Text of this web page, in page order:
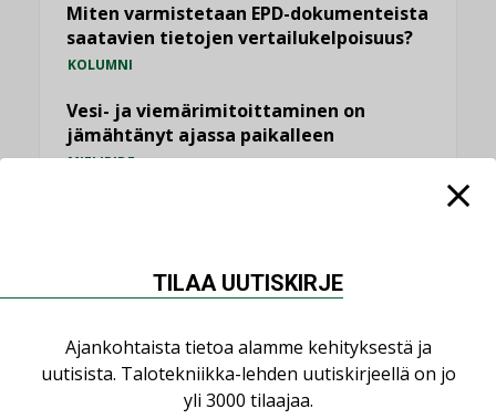
Miten varmistetaan EPD-dokumenteista
saatavien tietojen vertailukelpoisuus?
KOLUMNI
Vesi- ja viemärimitoittaminen on
jämähtänyt ajassa paikalleen
MIELIPIDE
NIMITYKSET
TILAA UUTISKIRJE
Ajankohtaista tietoa alamme kehityksestä ja
uutisista. Talotekniikka-lehden uutiskirjeellä on jo
yli 3000 tilaajaa.